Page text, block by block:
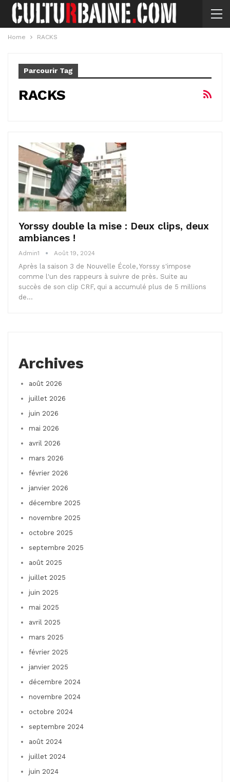
Home RACKS
Parcourir Tag
RACKS
Yorssy double la mise : Deux clips, deux
ambiances !
Admin1 Août 19, 2024
Après la saison 3 de Nouvelle École, Yorssy s'impose
comme l'un des rappeurs à suivre de près. Suite au
succès de son clip CRF, qui a accumulé plus de 5 millions
de…
Archives
août 2026
juillet 2026
juin 2026
mai 2026
avril 2026
mars 2026
février 2026
janvier 2026
décembre 2025
novembre 2025
octobre 2025
septembre 2025
août 2025
juillet 2025
juin 2025
mai 2025
avril 2025
mars 2025
février 2025
janvier 2025
décembre 2024
novembre 2024
octobre 2024
septembre 2024
août 2024
juillet 2024
juin 2024